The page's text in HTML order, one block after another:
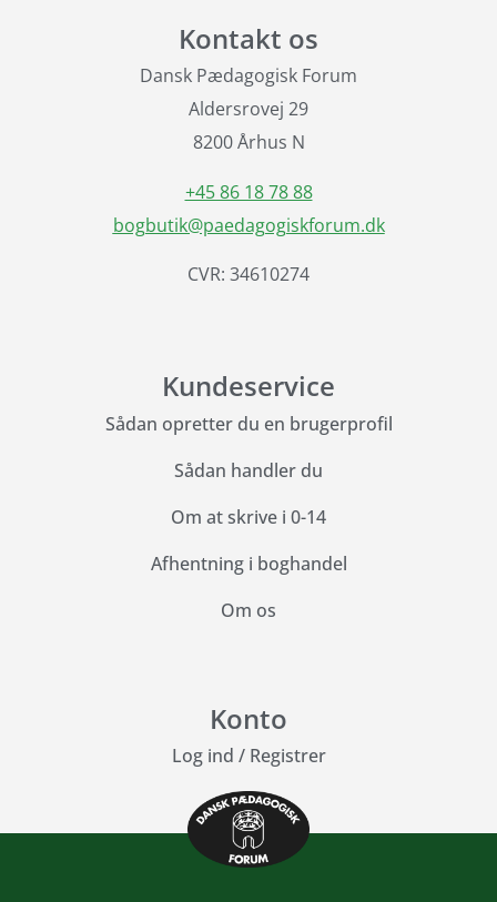
Kontakt os
Dansk Pædagogisk Forum
Aldersrovej 29
8200 Århus N
+45 86 18 78 88
bogbutik@paedagogiskforum.dk
CVR: 34610274
Kundeservice
Sådan opretter du en brugerprofil
Sådan handler du
Om at skrive i 0-14
Afhentning i boghandel
Om os
Konto
Log ind / Registrer